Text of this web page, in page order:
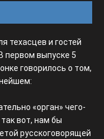
техасцев и гостей
первом выпуске 5
говорилось о том,
«орган» чего-
вот, нам бы
русскоговорящей